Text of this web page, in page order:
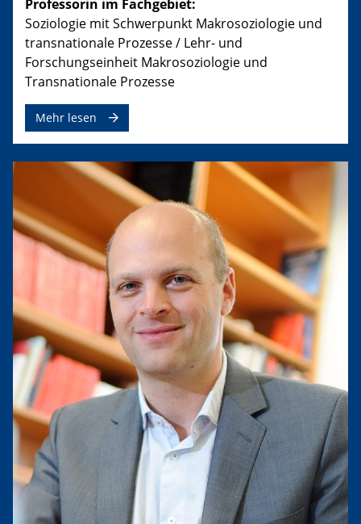
Professorin im Fachgebiet:
Soziologie mit Schwerpunkt Makrosoziologie und
transnationale Prozesse / Lehr- und
Forschungseinheit Makrosoziologie und
Transnationale Prozesse
Mehr lesen